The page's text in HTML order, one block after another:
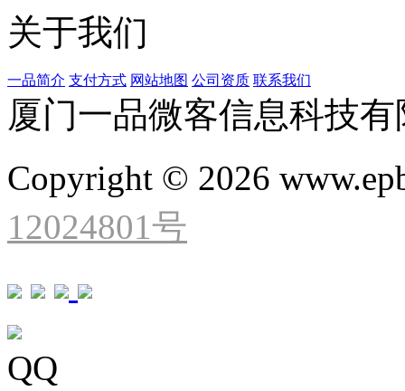
关于我们
一品简介 支付方式 网站地图 公司资质 联系我们
厦门一品微客信息科技
Copyright © 2026
12024801号
QQ